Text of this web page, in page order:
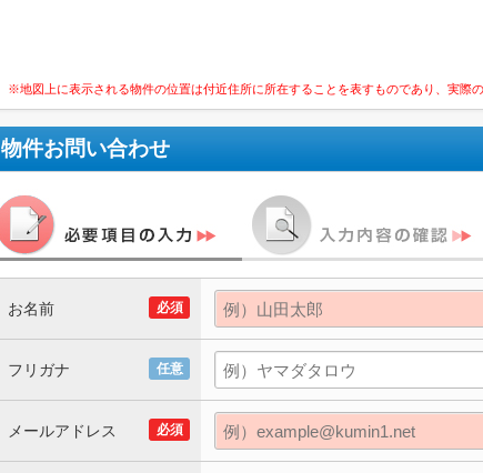
※地図上に表示される物件の位置は付近住所に所在することを表すものであり、実際
物件お問い合わせ
必須
お名前
任意
フリガナ
必須
メールアドレス